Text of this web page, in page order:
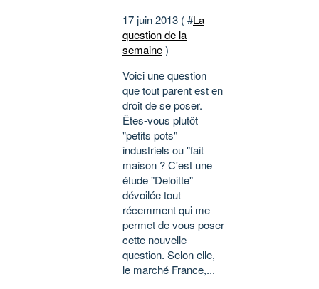
17 juin 2013 ( #La
question de la
semaine)
Voici une question
que tout parent est en
droit de se poser.
Êtes-vous plutôt
"petits pots"
industriels ou "fait
maison ? C'est une
étude "Deloitte"
dévoilée tout
récemment qui me
permet de vous poser
cette nouvelle
question. Selon elle,
le marché France,...